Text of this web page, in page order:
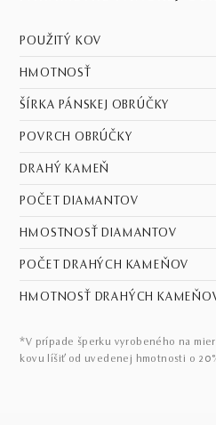
POUŽITÝ KOV
HMOTNOSŤ
ŠÍRKA PÁNSKEJ OBRÚČKY
POVRCH OBRÚČKY
DRAHÝ KAMEŇ
POČET DIAMANTOV
HMOSTNOSŤ DIAMANTOV
POČET DRAHÝCH KAMEŇOV
HMOTNOSŤ DRAHÝCH
*V prípade šperku vyrobeného na
kovu líšiť od uvedenej hmotnosti o